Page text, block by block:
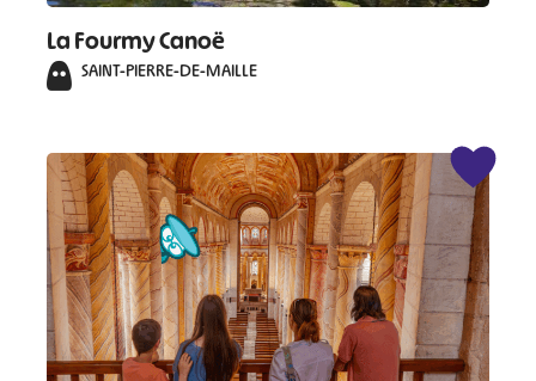
La Fourmy Canoë
SAINT-PIERRE-DE-MAILLE